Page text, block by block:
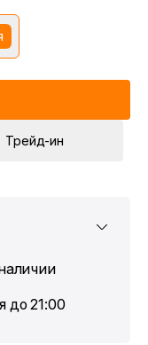
у
Трейд-ин
до 21:00